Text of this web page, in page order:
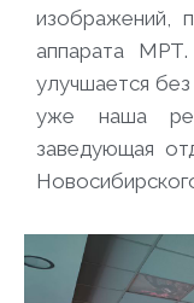
изображений,
аппарата
улучшается
уже наша
заведующая